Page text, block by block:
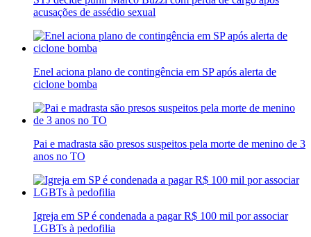
acusações de assédio sexual
Enel aciona plano de contingência em SP após alerta de
ciclone bomba
Pai e madrasta são presos suspeitos pela morte de menino de 3
anos no TO
Igreja em SP é condenada a pagar R$ 100 mil por associar
LGBTs à pedofilia